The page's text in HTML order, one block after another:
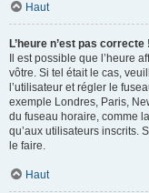
Haut
L’heure n’est pas correcte !
Il est possible que l’heure
vôtre. Si tel était le cas,
l’utilisateur et régler le
exemple Londres, Paris,
du fuseau horaire, comme
qu’aux utilisateurs inscrits.
le faire.
Haut